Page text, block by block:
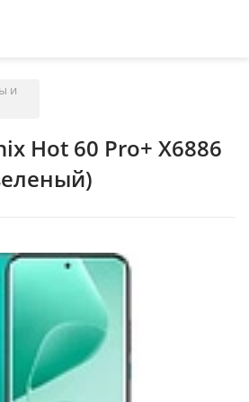
и
Hot 60 Pro+ X6886